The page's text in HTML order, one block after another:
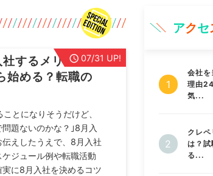
するメリット3
始める？転職の
とになりそうだけど、
題ないのかな？｣8月入
えしたうえで、8月入社
ジュール例や転職活動
に8月入社を決めるコツ
07/31 UP!
アクセ
会社を
理由
気...
クレ
は？試
る...